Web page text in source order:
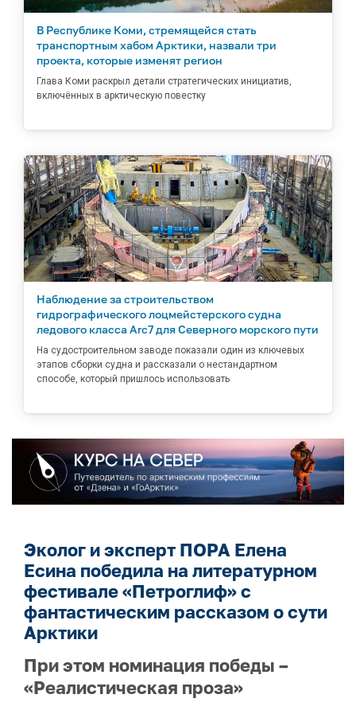
В Республике Коми, стремящейся стать
транспортным хабом Арктики, назвали три
проекта, которые изменят регион
Глава Коми раскрыл детали стратегических инициатив,
включённых в арктическую повестку
Наблюдение за строительством
гидрографического лоцмейстерского судна
ледового класса Arc7 для Северного морского пути
На судостроительном заводе показали один из ключевых
этапов сборки судна и рассказали о нестандартном
способе, который пришлось использовать
Эколог и эксперт ПОРА Елена
Есина победила на литературном
фестивале «Петроглиф» с
фантастическим рассказом о сути
Арктики
При этом номинация победы –
«Реалистическая проза»